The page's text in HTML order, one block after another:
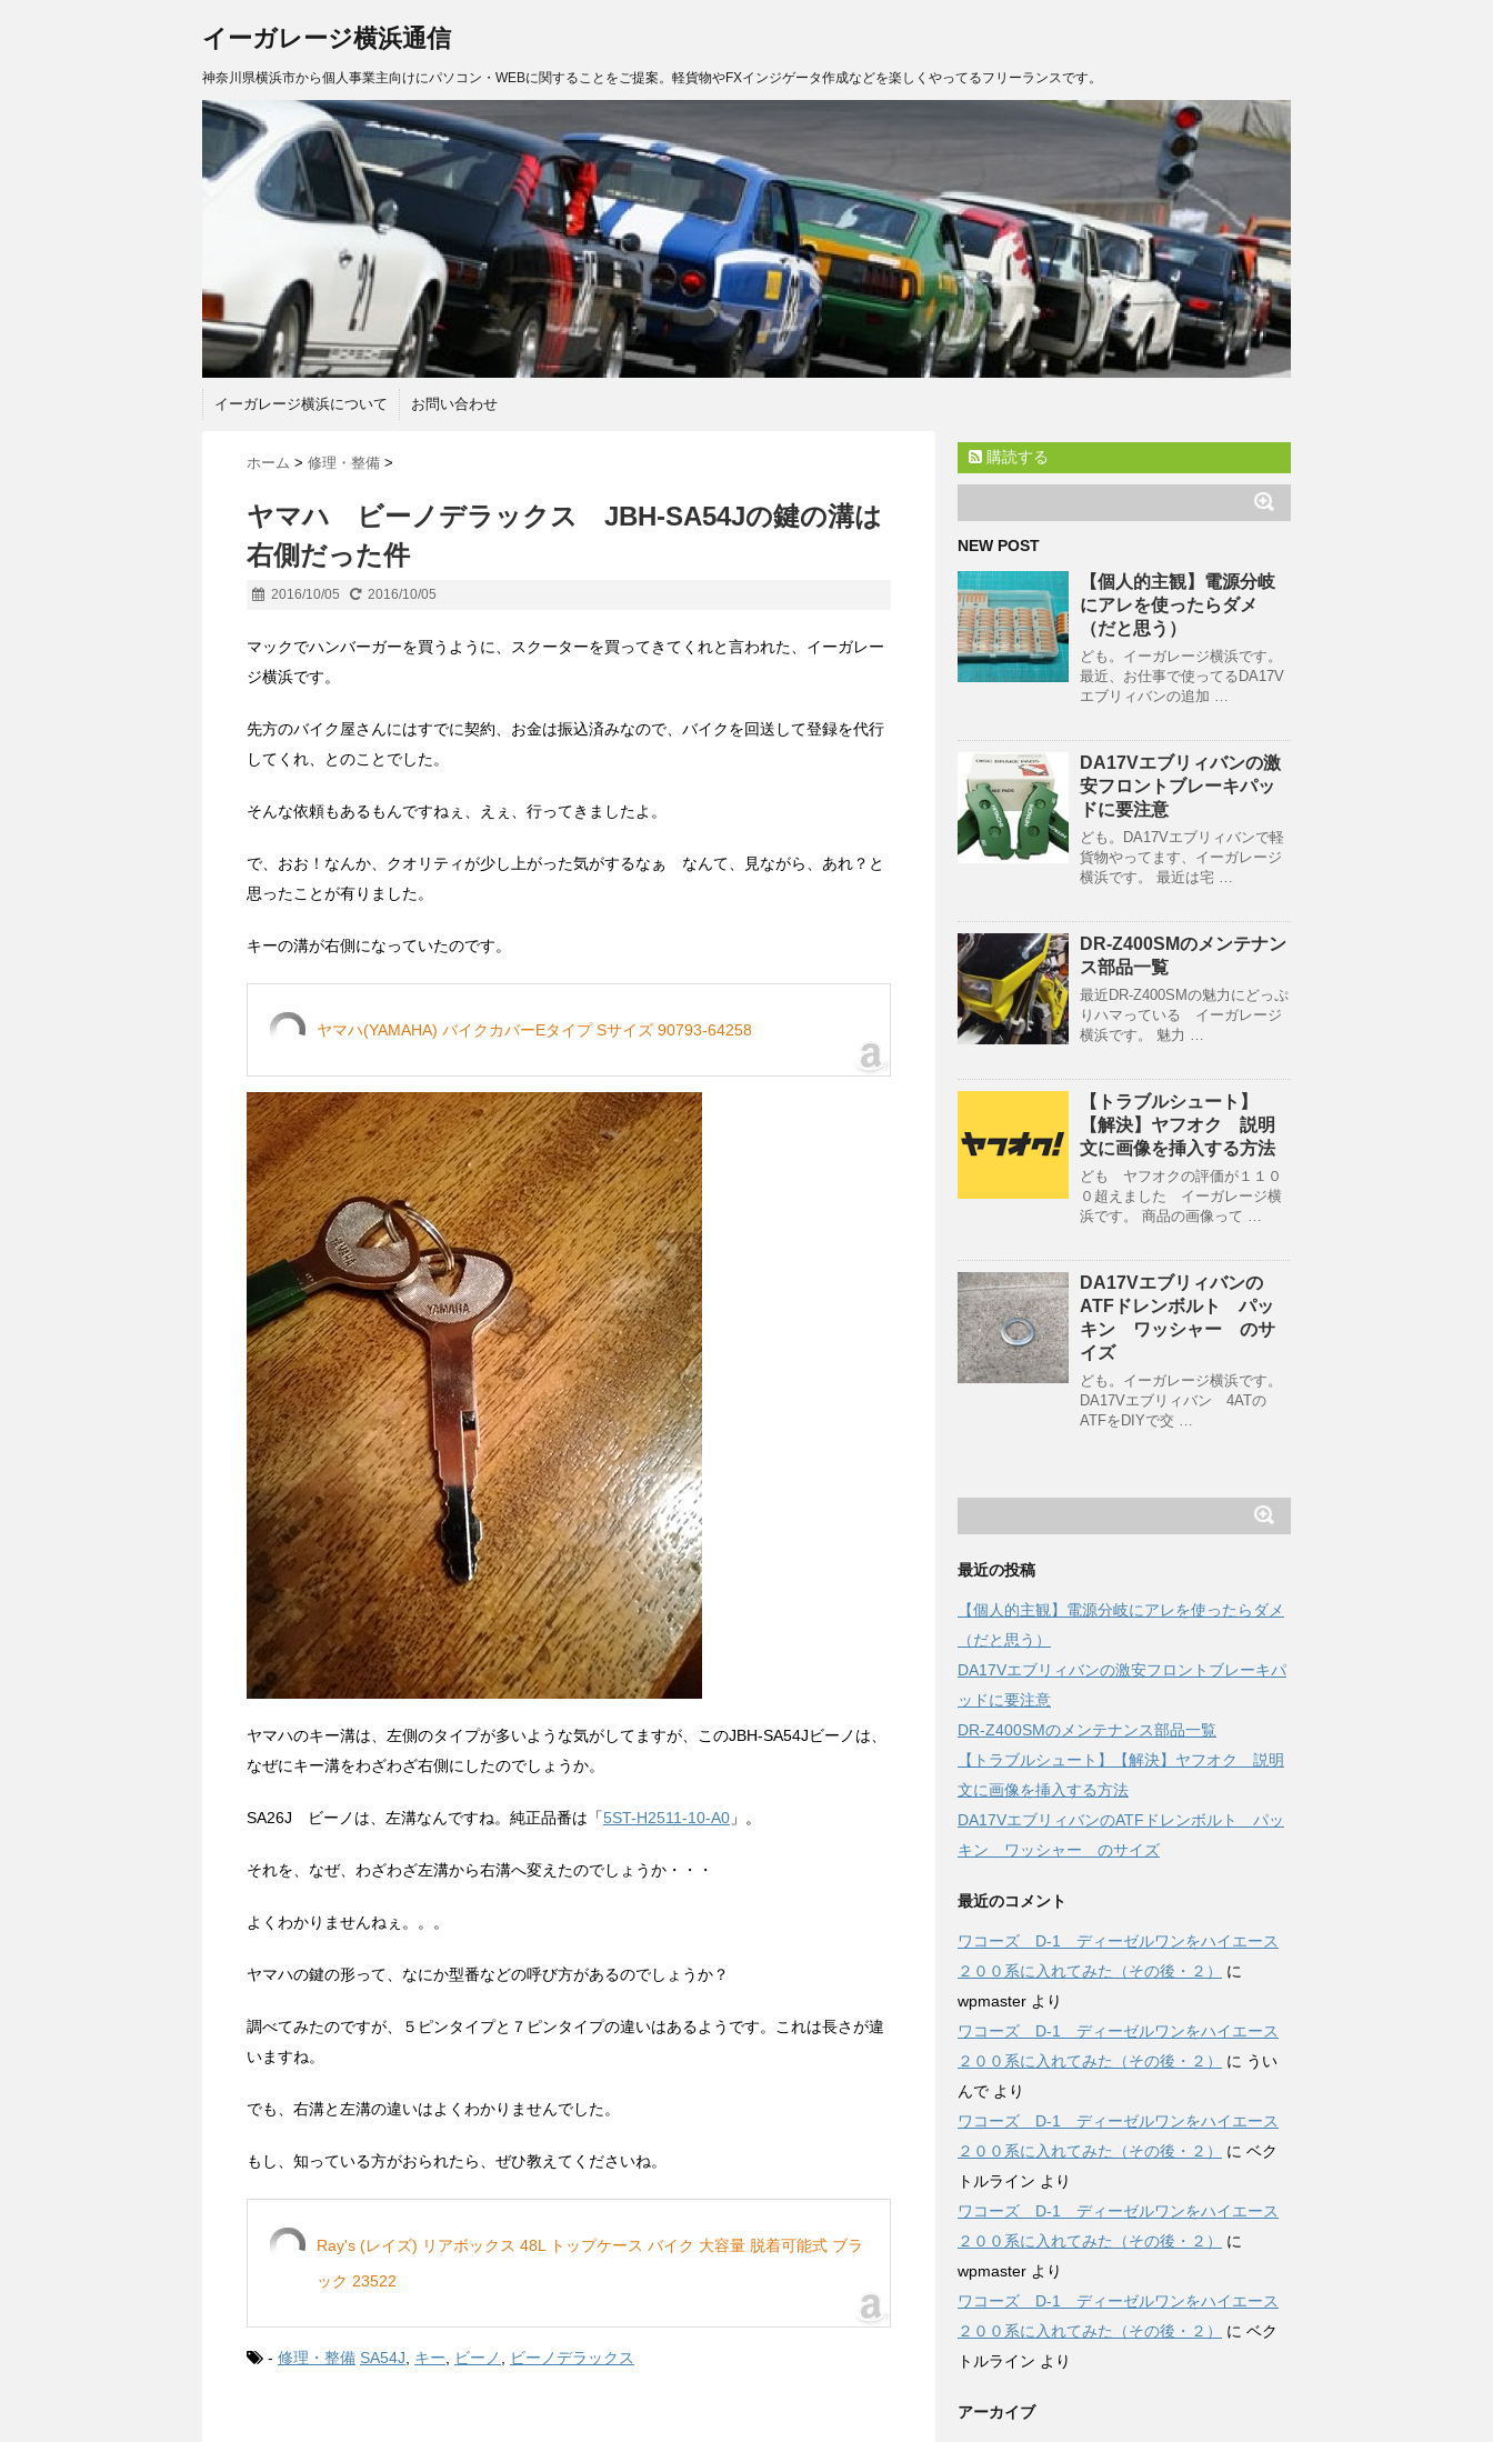
イーガレージ横浜通信
神奈川県横浜市から個人事業主向けにパソコン・WEBに関することをご提案。軽貨物やFXインジゲータ作成などを楽しくやってるフリーランスです。
イーガレージ横浜について お問い合わせ
ホーム > 修理・整備 >
ヤマハ ビーノデラックス JBH-SA54Jの鍵の溝は
右側だった件
2016/10/05 2016/10/05
マックでハンバーガーを買うように、スクーターを買ってきてくれと言われた、イーガレー
ジ横浜です。
先方のバイク屋さんにはすでに契約、お金は振込済みなので、バイクを回送して登録を代行
してくれ、とのことでした。
そんな依頼もあるもんですねぇ、えぇ、行ってきましたよ。
で、おお！なんか、クオリティが少し上がった気がするなぁ なんて、見ながら、あれ？と
思ったことが有りました。
キーの溝が右側になっていたのです。
ヤマハ(YAMAHA) バイクカバーEタイプ Sサイズ 90793-64258
ヤマハのキー溝は、左側のタイプが多いような気がしてますが、このJBH-SA54Jビーノは、
なぜにキー溝をわざわざ右側にしたのでしょうか。
SA26J ビーノは、左溝なんですね。純正品番は「5ST-H2511-10-A0 」。
それを、なぜ、わざわざ左溝から右溝へ変えたのでしょうか・・・
よくわかりませんねぇ。。。
ヤマハの鍵の形って、なにか型番などの呼び方があるのでしょうか？
調べてみたのですが、５ピンタイプと７ピンタイプの違いはあるようです。これは長さが違
いますね。
でも、右溝と左溝の違いはよくわかりませんでした。
もし、知っている方がおられたら、ぜひ教えてくださいね。
Ray's (レイズ) リアボックス 48L トップケース バイク 大容量 脱着可能式 ブラ
ック 23522
- 修理・整備 SA54J キー ビーノ ビーノデラックス
購読する
NEW POST
【個人的主観】電源分岐
にアレを使ったらダメ
（だと思う）
ども。イーガレージ横浜です。
最近、お仕事で使ってるDA17V
エブリィバンの追加 …
DA17Vエブリィバンの激
安フロントブレーキパッ
ドに要注意
ども。DA17Vエブリィバンで軽
貨物やってます、イーガレージ
横浜です。 最近は宅 …
DR-Z400SMのメンテナン
ス部品一覧
最近DR-Z400SMの魅力にどっぷ
りハマっている イーガレージ
横浜です。 魅力 …
【トラブルシュート】
【解決】ヤフオク 説明
文に画像を挿入する方法
ども ヤフオクの評価が１１０
０超えました イーガレージ横
浜です。 商品の画像って …
DA17Vエブリィバンの
ATFドレンボルト パッ
キン ワッシャー のサ
イズ
ども。イーガレージ横浜です。
DA17Vエブリィバン 4ATの
ATFをDIYで交 …
最近の投稿
【個人的主観】電源分岐にアレを使ったらダメ
（だと思う）
DA17Vエブリィバンの激安フロントブレーキパ
ッドに要注意
DR-Z400SMのメンテナンス部品一覧
【トラブルシュート】【解決】ヤフオク 説明
文に画像を挿入する方法
DA17VエブリィバンのATFドレンボルト パッ
キン ワッシャー のサイズ
最近のコメント
ワコーズ D-1 ディーゼルワンをハイエース
２００系に入れてみた（その後・２）
に
wpmaster より
ワコーズ D-1 ディーゼルワンをハイエース
２００系に入れてみた（その後・２）
に うい
んで より
ワコーズ D-1 ディーゼルワンをハイエース
２００系に入れてみた（その後・２）
に ベク
トルライン より
ワコーズ D-1 ディーゼルワンをハイエース
２００系に入れてみた（その後・２）
に
wpmaster より
ワコーズ D-1 ディーゼルワンをハイエース
２００系に入れてみた（その後・２）
に ベク
トルライン より
アーカイブ